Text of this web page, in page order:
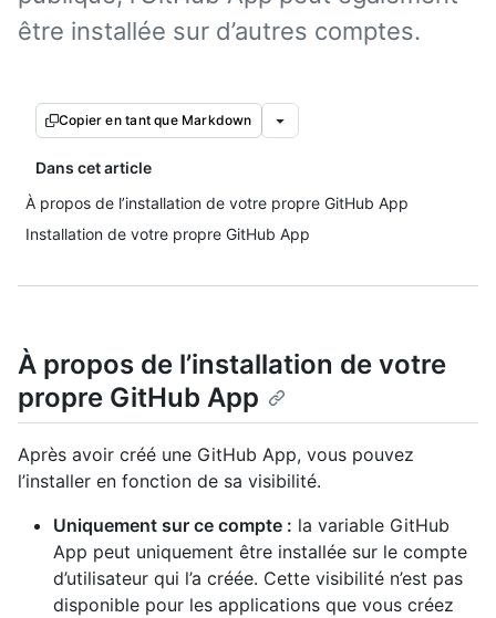
être installée sur d’autres comptes.
Copier en tant que Markdown
Dans cet article
À propos de l’installation de votre propre GitHub App
Installation de votre propre GitHub App
À propos de l’installation de votre
propre GitHub App
Après avoir créé une GitHub App, vous pouvez
l’installer en fonction de sa visibilité.
Uniquement sur ce compte : la variable GitHub
App peut uniquement être installée sur le compte
d’utilisateur qui l’a créée. Cette visibilité n’est pas
disponible pour les applications que vous créez